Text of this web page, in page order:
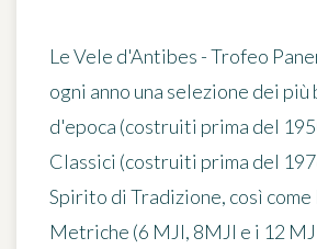
Le Vele d'Antibes - Trofeo
ogni anno una selezione dei più
d'epoca (costruiti prima del
Classici (costruiti prima del
Spirito di Tradizione, così come
Metriche (6 MJI, 8MJI e i 12